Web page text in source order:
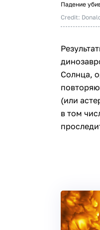
Падение
Credit:
Солнца,
(или
в том